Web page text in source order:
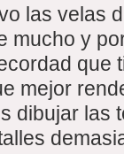
las velas
mucho y
que
mejor
dibujar las